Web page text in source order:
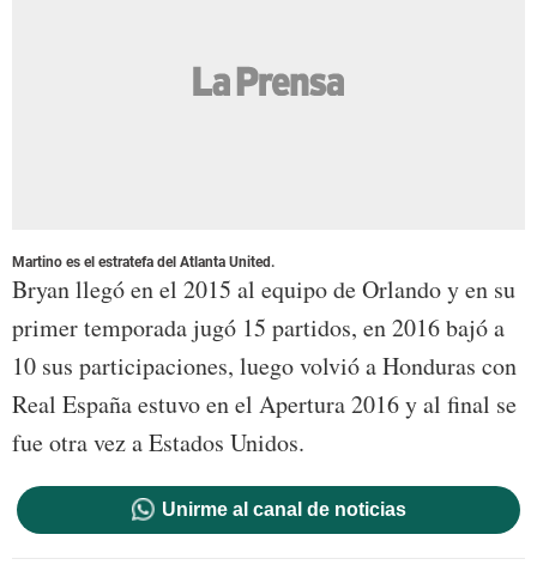
Martino es el estratefa del Atlanta United.
Bryan llegó en el 2015 al equipo de Orlando y en su
primer temporada jugó 15 partidos, en 2016 bajó a
10 sus participaciones, luego volvió a Honduras con
Real España estuvo en el Apertura 2016 y al final se
fue otra vez a Estados Unidos.
Unirme al canal de noticias